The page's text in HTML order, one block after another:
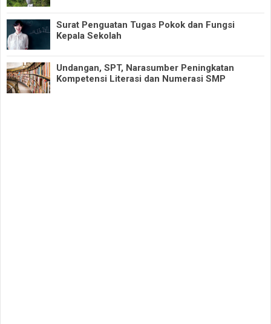
Surat Penguatan Tugas Pokok dan Fungsi
Kepala Sekolah
Undangan, SPT, Narasumber Peningkatan
Kompetensi Literasi dan Numerasi SMP